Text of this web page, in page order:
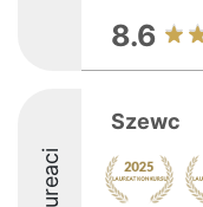
8.6
Laureaci
Szewc